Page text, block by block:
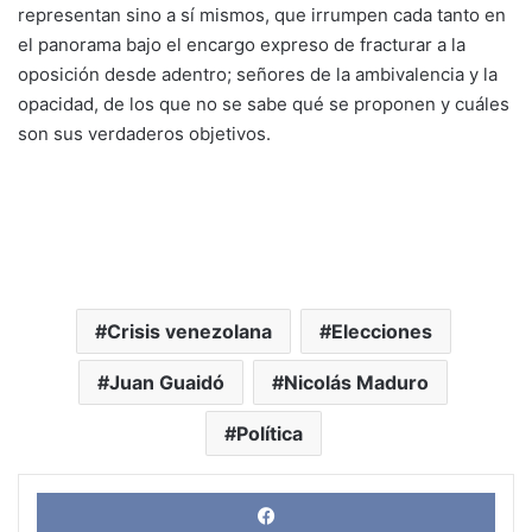
representan sino a sí mismos, que irrumpen cada tanto en
el panorama bajo el encargo expreso de fracturar a la
oposición desde adentro; señores de la ambivalencia y la
opacidad, de los que no se sabe qué se proponen y cuáles
son sus verdaderos objetivos.
Crisis venezolana Elecciones
Juan Guaidó Nicolás Maduro
Política